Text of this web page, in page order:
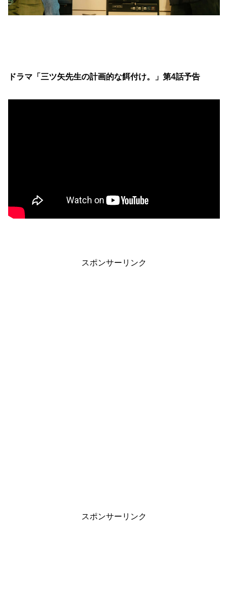
ドラマ「三ツ矢先生の計画的な餌付け。」第4話予告
スポンサーリンク
スポンサーリンク